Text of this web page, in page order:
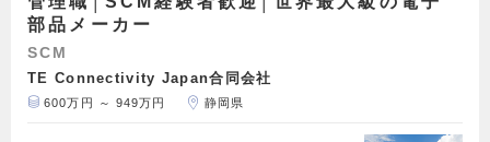
部品メーカー
SCM
TE Connectivity Japan合同会社
600万円 ～ 949万円 静岡県